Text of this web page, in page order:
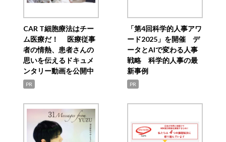
CAR T細胞療法はチー
ム医療だ！ 医療従事
者の情熱、患者さんの
思いを伝えるドキュメ
ンタリー動画を公開中
PR
「第4回科学的人事アワ
ード2025」を開催 デ
ータとAIで変わる人事
戦略 科学的人事の最
新事例
PR